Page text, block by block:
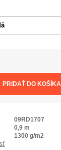
PRIDAŤ DO KOŠÍKA
09RD1707
0,9 m
1300 g/m2